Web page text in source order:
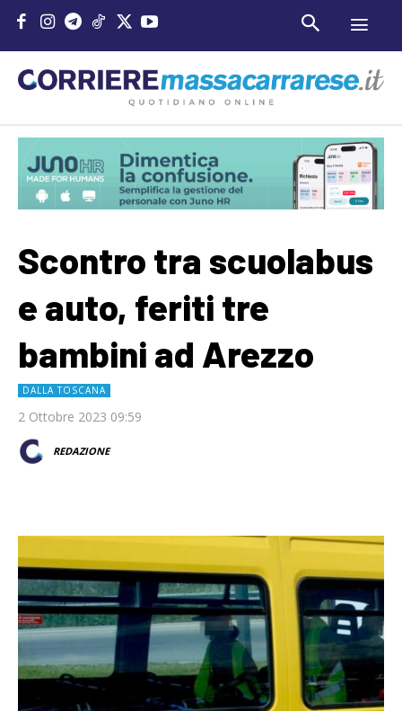
Scontro tra scuolabus
e auto, feriti tre
bambini ad Arezzo
DALLA TOSCANA
2 Ottobre 2023 09:59
REDAZIONE